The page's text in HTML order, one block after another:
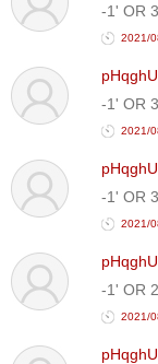
-1' OR
2021/
-1' OR
2021/
-1' OR
2021/
-1' OR
2021/